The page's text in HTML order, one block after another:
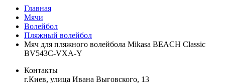
Главная
Мячи
Волейбол
Пляжный волейбол
Мяч для пляжного волейбола Mikasa BEACH Classic
BV543C-VXA-Y
Контакты
г.Киев, улица Ивана Выговского, 13